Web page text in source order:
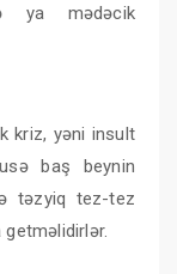
ya mədəcik
kriz, yəni insult
baş beynin
təzyiq tez-tez